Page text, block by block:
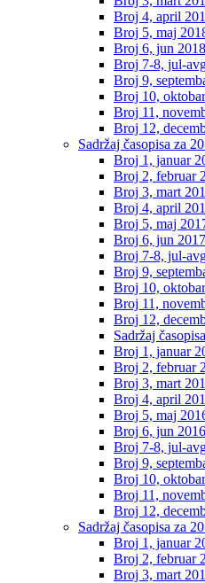
Broj 4, april
Broj 5, maj
Broj 6, jun 2018
Broj 7-8, jul-
Broj 9,
Broj 10,
Broj 11,
Broj 12,
Sadržaj časopisa za
Broj 1, januar
Broj 2, februar
Broj 3, mart
Broj 4, april
Broj 5, maj
Broj 6, jun 2017
Broj 7-8, jul-
Broj 9,
Broj 10,
Broj 11,
Broj 12,
Sadržaj
Broj 1, januar
Broj 2, februar
Broj 3, mart
Broj 4, april
Broj 5, maj
Broj 6, jun 2016
Broj 7-8, jul-
Broj 9,
Broj 10,
Broj 11,
Broj 12,
Sadržaj časopisa za
Broj 1, januar
Broj 2, februar
Broj 3, mart